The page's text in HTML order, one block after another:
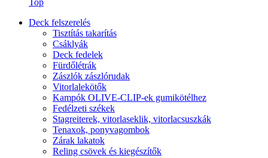
Deck felszerelés
Tisztítás takarítás
Csáklyák
Deck fedelek
Fürdőlétrák
Zászlók zászlórudak
Vitorlalekötők
Kampók OLIVE-CLIP-ek gumikötélhez
Fedélzeti székek
Stagreiterek, vitorlaseklik, vitorlacsuszkák
Tenaxok, ponyvagombok
Zárak lakatok
Reling csövek és kiegészítők